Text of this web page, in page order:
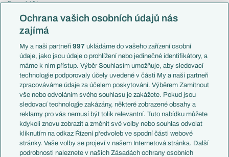
Evropská liga
Mistrovství světa
Liga národů
Témata
Představení týmů MS
EuroSkauting
PL v kostce
Evropské koeficienty
Přestupy
Přestupové spekulace
Zranění
Kluby
Arsenal FC
Česko
Francie
Itálie
Německo
Španělsko
Argentina
Brazílie
Přestupy
Zápasy
Livescore
Tipovací soutěž
Ochrana vašich osobních údajů nás
zajímá
My a naši partneři997 ukládáme do vašeho zařízení osobní
údaje, jako jsou údaje o prohlížení nebo jedinečné identifikátory, a
máme k nim přístup. Výběr Souhlasím umožňuje, aby sledovací
technologie podporovaly účely uvedené v části My a naši partneři
zpracováváme údaje za účelem poskytování. Výběrem Zamítnout
vše nebo odvoláním svého souhlasu je zakážete. Pokud jsou
sledovací technologie zakázány, některé zobrazené obsahy a
reklamy pro vás nemusí být tolik relevantní. Tuto nabídku můžete
kdykoli znovu zobrazit a změnit své volby nebo souhlas odvolat
kliknutím na odkaz Řízení předvoleb ve spodní části webové
stránky. Vaše volby se projeví v našem Internetová stránka. Další
podrobnosti naleznete v našich Zásadách ochrany osobních